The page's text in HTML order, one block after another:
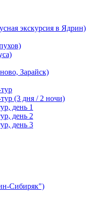
экскурсия в Ядрин)
Зарайск)
(3 дня / 2 ночи)
день 1
день 2
день 3
Сибиряк")